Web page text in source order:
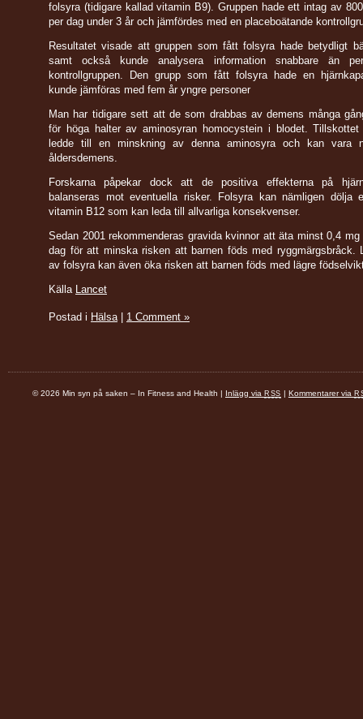
folsyra (tidigare kallad vitamin B9). Gruppen hade ett intag av
per dag under 3 år och jämfördes med en placeboätande
Resultatet visade att gruppen som fått folsyra hade betydligt
samt också kunde analysera information snabbare än
kontrollgruppen. Den grupp som fått folsyra hade en
kunde jämföras med fem år yngre personer
Man har tidigare sett att de som drabbas av demens många
för höga halter av aminosyran homocystein i blodet.
ledde till en minskning av denna aminosyra och kan vara
åldersdemens.
Forskarna påpekar dock att de positiva effekterna på
balanseras mot eventuella risker. Folsyra kan nämligen dölja
vitamin B12 som kan leda till allvarliga konsekvenser.
Sedan 2001 rekommenderas gravida kvinnor att äta minst 0,4
dag för att minska risken att barnen föds med ryggmärgsbråck.
av folsyra kan även öka risken att barnen föds med lägre
Källa Lancet
Postad i Hälsa| 1 Comment »
© 2026 Min syn på saken – In Fitness and Health | Inlägg via RSS | Kommentarer via